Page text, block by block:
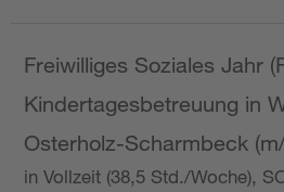
Freiwilliges Soziales Jahr
Kindertagesbetreuung in
Osterholz-Scharmbeck
in Vollzeit (38,5 Std./Woche),